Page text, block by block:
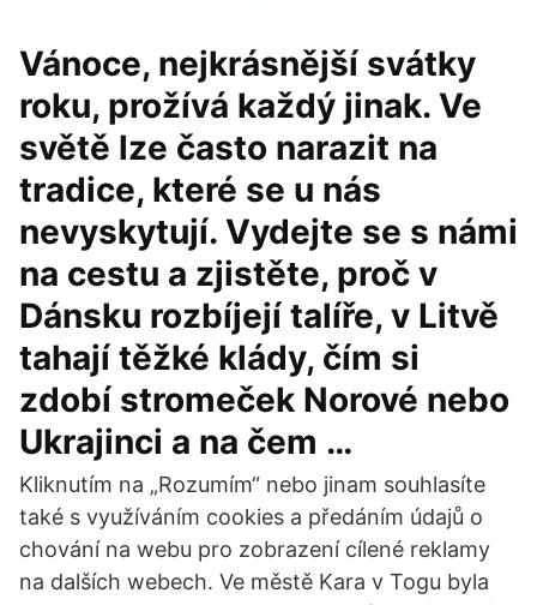
Vánoce, nejkrásnější svátky
roku, prožívá každý jinak. Ve
světě lze často narazit na
tradice, které se u nás
nevyskytují. Vydejte se s námi
na cestu a zjistěte, proč v
Dánsku rozbíjejí talíře, v Litvě
tahají těžké klády, čím si
zdobí stromeček Norové nebo
Ukrajinci a na čem …
Kliknutím na „Rozumím“ nebo jinam souhlasíte
také s využíváním cookies a předáním údajů o
chování na webu pro zobrazení cílené reklamy
na dalších webech. Ve městě Kara v Togu byla